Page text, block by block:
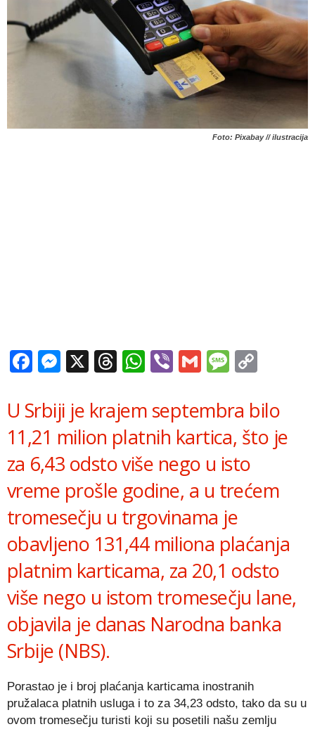
Foto: Pixabay // ilustracija
Facebook
Messenger
X Threads
WhatsApp
ViberGmail
U Srbiji je krajem septembra bilo
11,21 milion platnih kartica, što je
za 6,43 odsto više nego u isto
vreme prošle godine, a u trećem
tromesečju u trgovinama je
obavljeno 131,44 miliona plaćanja
platnim karticama, za 20,1 odsto
više nego u istom tromesečju lane,
objavila je danas Narodna banka
Srbije (NBS).
Porastao je i broj plaćanja karticama inostranih
pružalaca platnih usluga i to za 34,23 odsto, tako da su u
ovom tromesečju turisti koji su posetili našu zemlju